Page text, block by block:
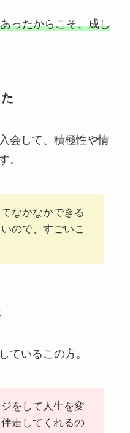
ったからこそ、成し
会して、積極性や情
。
なかなかできる
ので、すごいこ
ているこの方。
をして人生を変
走してくれるの